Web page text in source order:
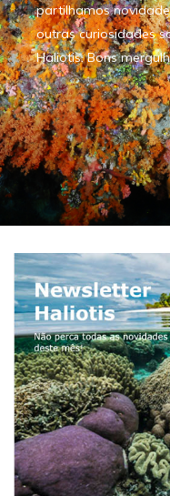
partilhamos
outras curiosidades
Haliotis. Bons